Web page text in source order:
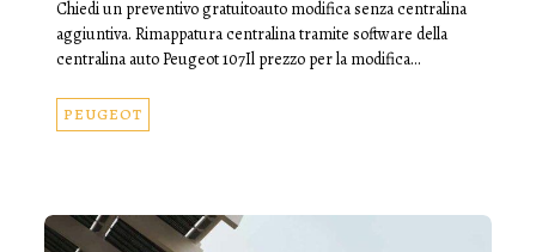
Chiedi un preventivo gratuitoauto modifica senza centralina
aggiuntiva. Rimappatura centralina tramite software della
centralina auto Peugeot 107Il prezzo per la modifica…
PEUGEOT